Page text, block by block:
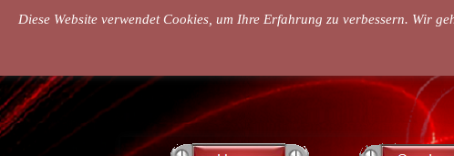
Diese Website verwendet Cookies, um Ihre Erfahrung zu verbessern. Wir